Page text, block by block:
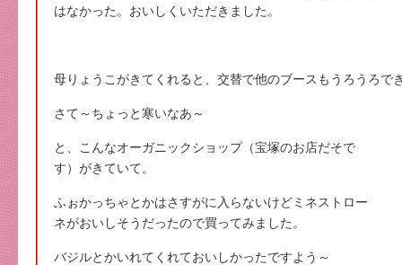
はなかった。おいしくいただきました。
母りょうこがきてくれると、交替で他のブースもうろうろで
さて～ちょっと寒いなあ～
と、こんなオーガニックショップ（宝塚のお店だそで
す）がきていて。
ふぉかっちゃとかはさすがに入らないけどミネストロー
ネがおいしそうだったので買ってみました。
バジルとかいれてくれておいしかったですよう～